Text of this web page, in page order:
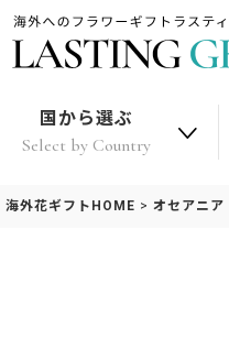
国から選ぶ
Select by Country
海外花ギフトHOME > オセアニア